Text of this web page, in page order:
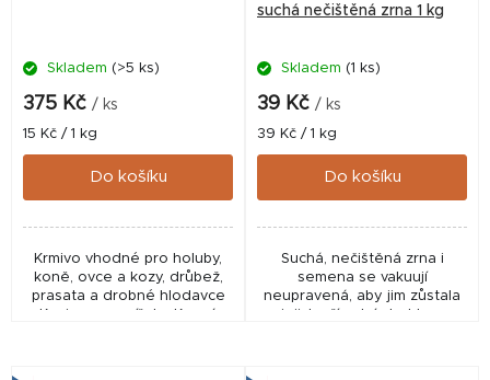
Skladem (>5 ks)
375 Kč / ks
Měrná
cena:
15 Kč / 1 kg
Do košíku
Krmivo vhodné pro holuby,
koně, ovce a kozy, drůbež,
prasata a drobné hlodavce
suchá nečištěná zrna 1 kg
Skladem (1 ks)
39 Kč / ks
Měrná
cena:
39 Kč / 1 kg
Do košíku
Suchá, nečištěná zrna i
semena se vakuují
neupravená, aby jim zůstala